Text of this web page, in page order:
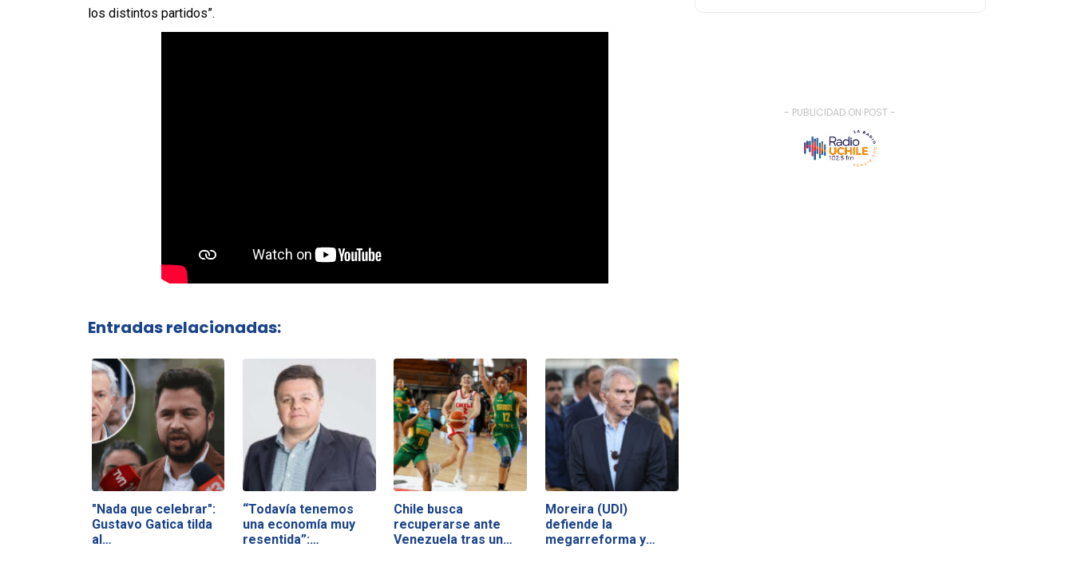
los distintos partidos”.
Entradas relacionadas:
"Nada que celebrar":
Gustavo Gatica tilda
al…
“Todavía tenemos
una economía muy
resentida”:…
Chile busca
recuperarse ante
Venezuela tras un
Moreira (UDI)
defiende la
megarreforma y
- PUBLICIDAD ON POST -